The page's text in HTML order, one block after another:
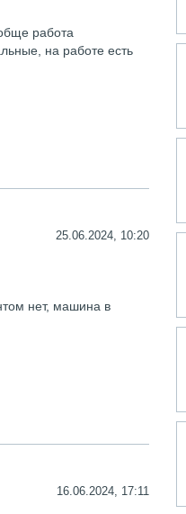
работа
на работе есть
25.06.2024, 10:20
нет, машина в
16.06.2024, 17:11